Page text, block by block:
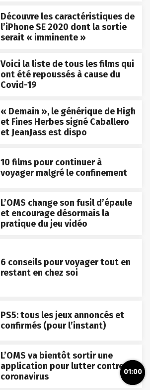
Découvre les caractéristiques de
l’iPhone SE 2020 dont la sortie
serait « imminente »
Voici la liste de tous les films qui
ont été repoussés à cause du
Covid-19
« Demain », le générique de High
et Fines Herbes signé Caballero
et JeanJass est dispo
10 films pour continuer à
voyager malgré le confinement
L’OMS change son fusil d’épaule
et encourage désormais la
pratique du jeu vidéo
6 conseils pour voyager tout en
restant en chez soi
PS5: tous les jeux annoncés et
confirmés (pour l’instant)
L’OMS va bientôt sortir une
application pour lutter contre le
coronavirus
01:00